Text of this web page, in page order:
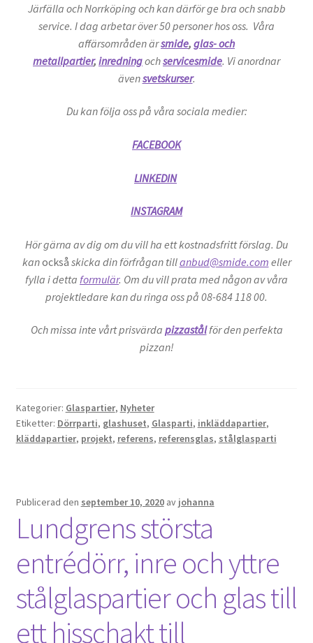
Järfälla och Norrköping och kan därför ge bra och snabb
service. I dag arbetar över 50 personer hos oss. Våra
affärsområden ärsmide, glas- och
metallpartier, inredningochservicesmide. Vi anordnar
ävensvetskurser.
Du kan följa oss på våra sociala medier:
FACEBOOK
LINKEDIN
INSTAGRAM
Hör gärna av dig om du vill ha ett kostnadsfritt förslag. Du
kanockså skicka din förfrågan tillanbud@smide.com eller
fylla i detta formulär. Om du vill prata med någon av våra
projektledare kan du ringa oss på 08-684 118 00.
Och missa inte vårt prisvärda pizzastålför den perfekta
pizzan!
Kategorier: Glaspartier, Nyheter
Etiketter: Dörrparti, glashuset, Glasparti, inkläddapartier,
kläddapartier, projekt, referens, referensglas, stålglasparti
Publicerad den september 10, 2020 av johanna
Lundgrens största
entrédörr, inre och yttre
stålglaspartier och glas till
ett hisschakt till